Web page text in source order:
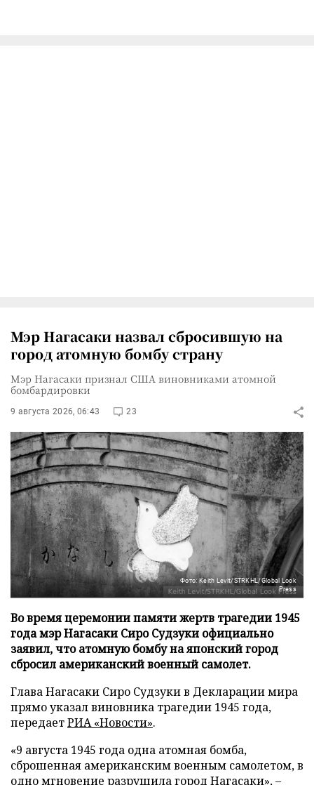
Мэр Нагасаки назвал сбросившую на
город атомную бомбу страну
Мэр Нагасаки признал США виновниками атомной
бомбардировки
9 августа 2026, 06:43 23
Фото: Keith Levit/STRKHL/Global Look
Press
Во время церемонии памяти жертв трагедии 1945
года мэр Нагасаки Сиро Судзуки официально
заявил, что атомную бомбу на японский город
сбросил американский военный самолет.
Глава Нагасаки Сиро Судзуки в Декларации мира
прямо указал виновника трагедии 1945 года,
передаетРИА «Новости».
«9 августа 1945 года одна атомная бомба,
сброшенная американским военным самолетом, в
одно мгновение разрушила город Нагасаки», –